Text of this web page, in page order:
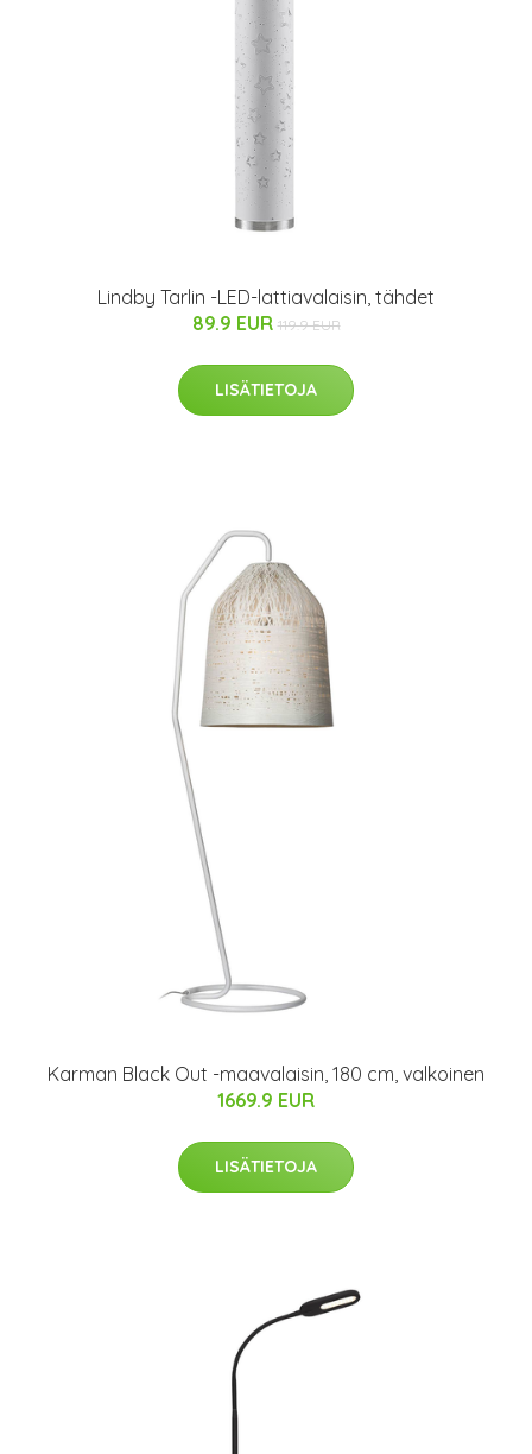
Lindby Tarlin -LED-lattiavalaisin, tähdet
89.9 EUR 119.9 EUR
LISÄTIETOJA
Karman Black Out -maavalaisin, 180 cm, valkoinen
1669.9 EUR
LISÄTIETOJA